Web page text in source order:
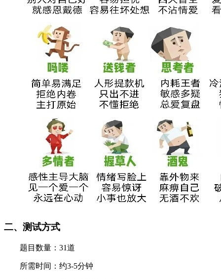
二、测试方式
题目数量：31道
所需时间：约3-5分钟